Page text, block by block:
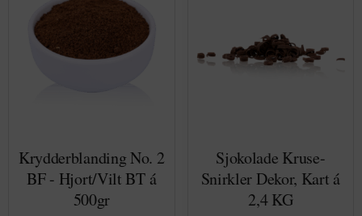
Krydderblanding No. 2
BF - Hjort/Vilt BT á
500gr
Sjokolade Kruse-
Snirkler Dekor, Kart á
2,4 KG